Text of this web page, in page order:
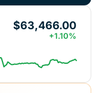
$63,466.00
+1.10%